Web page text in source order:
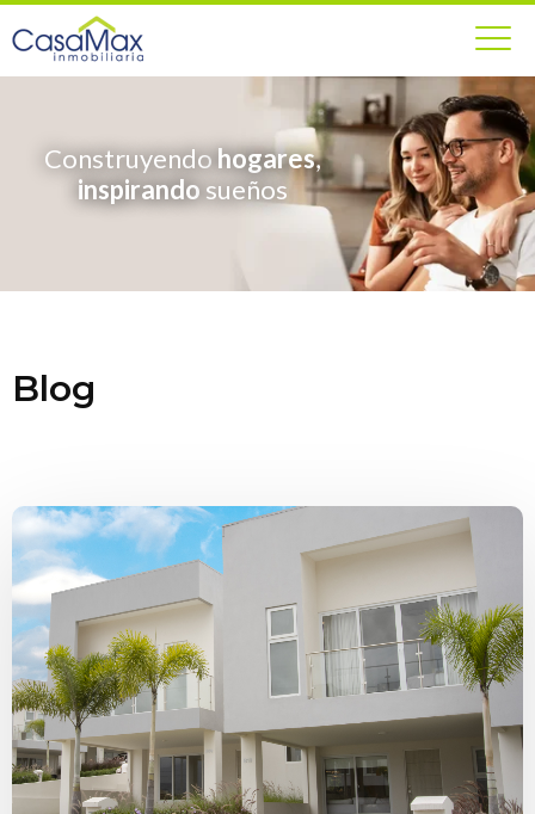
Construyendohogares,
inspirando sueños
Blog